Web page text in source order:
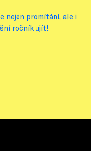
nejen promítání, ale i
ročník ujít!